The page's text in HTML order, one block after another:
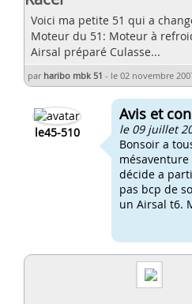
Voici ma petite 51 qui a
Moteur du 51: Moteur à
Airsal préparé Culasse...
par haribo mbk 51 - le 02 novembre
le45-510
Avis et
le 09 juillet
Bonsoir a
décide a
pas bcp de
un Airsal t6.